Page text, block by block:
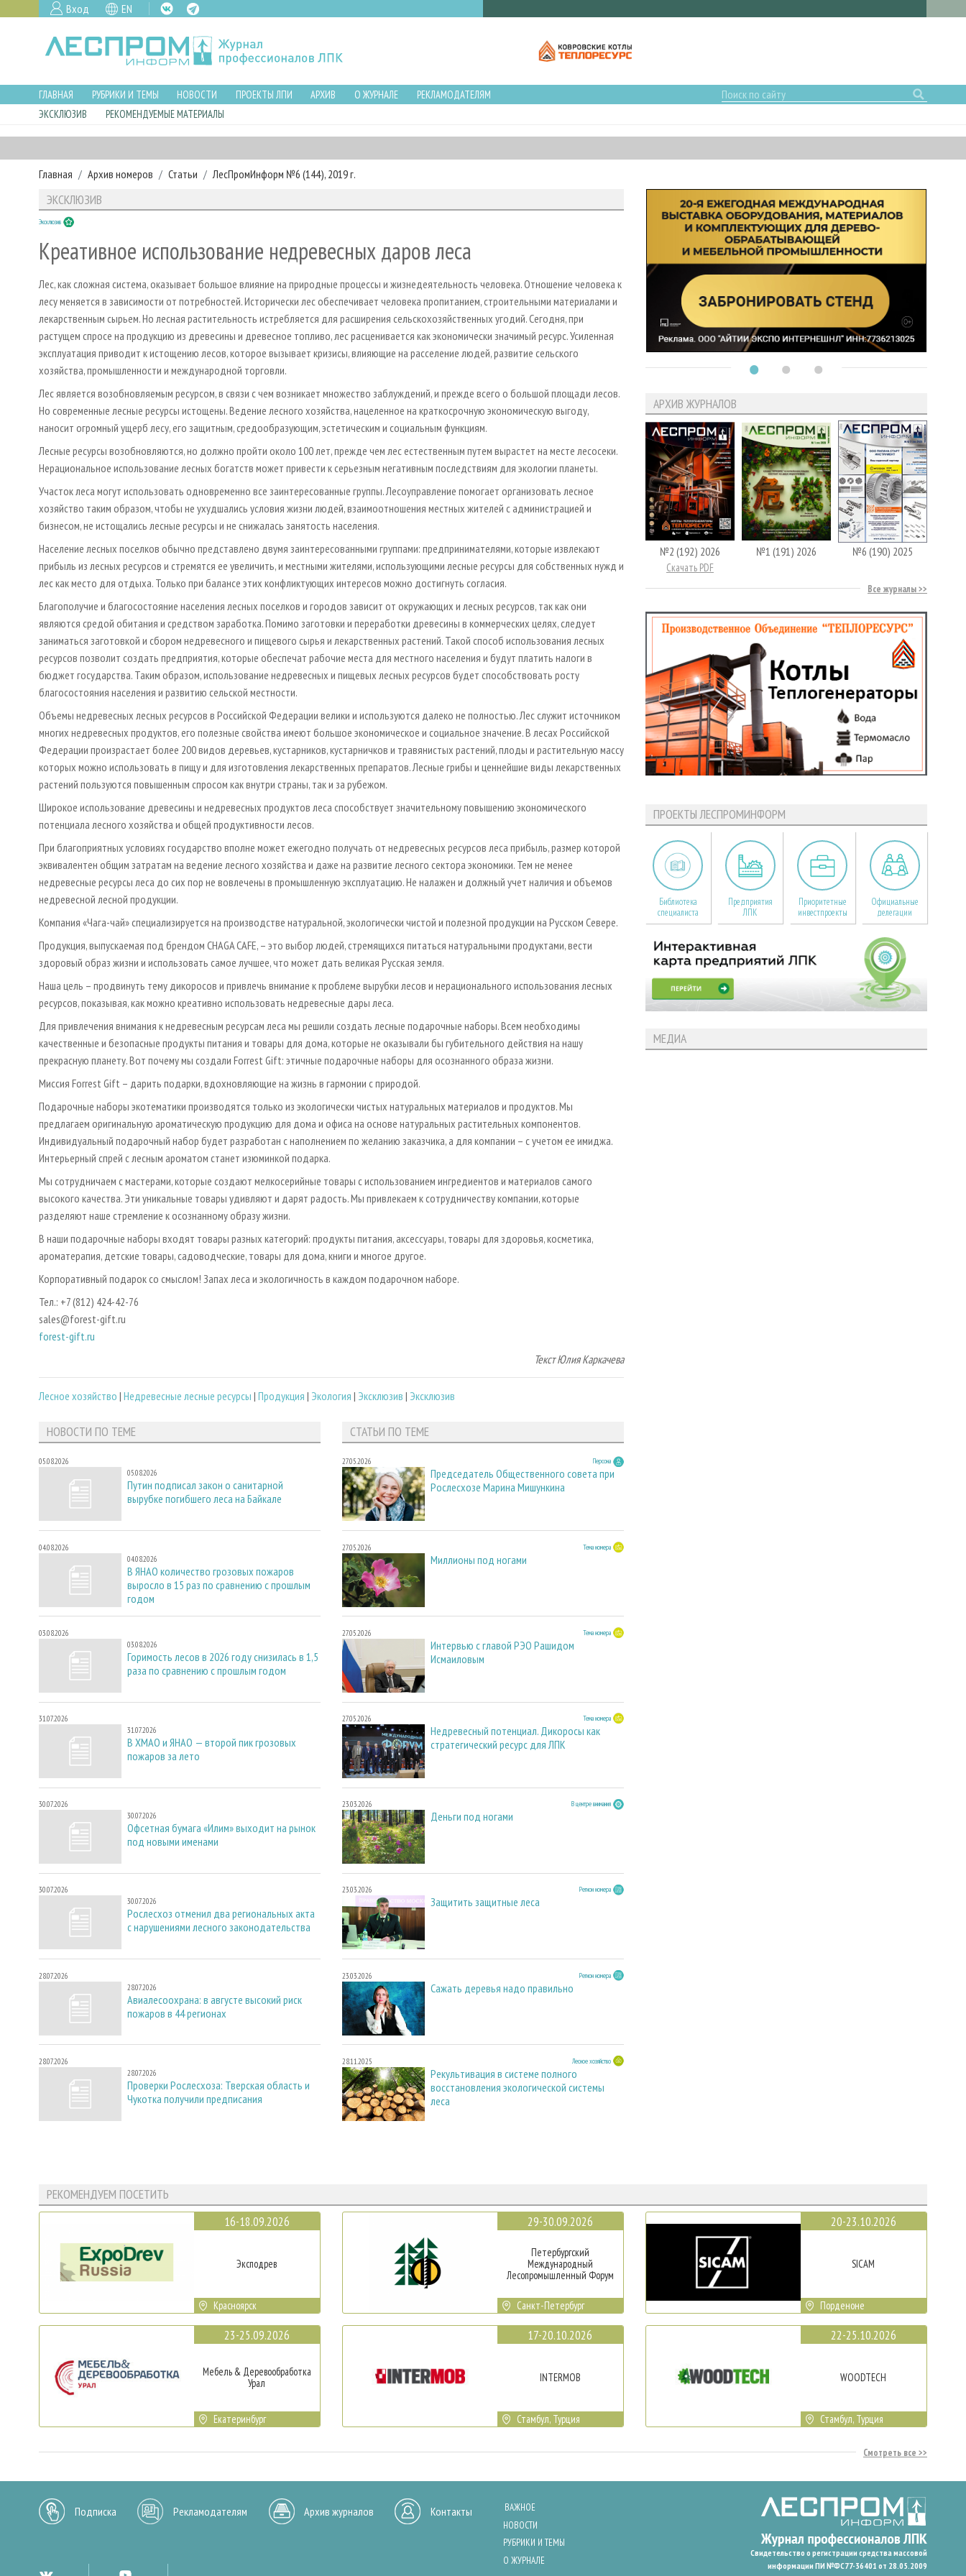
Вход EN
ГЛАВНАЯ РУБРИКИ И ТЕМЫ НОВОСТИ ПРОЕКТЫ ЛПИ АРХИВ О ЖУРНАЛЕ
РЕКЛАМОДАТЕЛЯМ
ЭКСКЛЮЗИВ
РЕКОМЕНДУЕМЫЕ МАТЕРИАЛЫ
Главная Архив номеров Статьи ЛесПромИнформ №6 (144), 2019 г.
ЭКСКЛЮЗИВ
Эксклюзив
Креативное использование недревесных даров леса
Лес, как сложная система, оказывает большое влияние на природные процессы и жизнедеятельность человека. Отношение человека к
лесу меняется в зависимости от потребностей. Исторически лес обеспечивает человека пропитанием, строительными материалами и
лекарственным сырьем. Но лесная растительность истребляется для расширения сельскохозяйственных угодий. Сегодня, при
растущем спросе на продукцию из древесины и древесное топливо, лес расценивается как экономически значимый ресурс. Усиленная
эксплуатация приводит к истощению лесов, которое вызывает кризисы, влияющие на расселение людей, развитие сельского
хозяйства, промышленности и международной торговли.
Лес является возобновляемым ресурсом, в связи с чем возникает множество заблуждений, и прежде всего о большой площади лесов.
Но современные лесные ресурсы истощены. Ведение лесного хозяйства, нацеленное на краткосрочную экономическую выгоду,
наносит огромный ущерб лесу, его защитным, средообразующим, эстетическим и социальным функциям.
Лесные ресурсы возобновляются, но должно пройти около 100 лет, прежде чем лес естественным путем вырастет на месте лесосеки.
Нерациональное использование лесных богатств может привести к серьезным негативным последствиям для экологии планеты.
Участок леса могут использовать одновременно все заинтересованные группы. Лесоуправление помогает организовать лесное
хозяйство таким образом, чтобы не ухудшались условия жизни людей, взаимоотношения местных жителей с администрацией и
бизнесом, не истощались лесные ресурсы и не снижалась занятость населения.
Население лесных поселков обычно представлено двумя заинтересованными группами: предпринимателями, которые извлекают
прибыль из лесных ресурсов и стремятся ее увеличить, и местными жителями, использующими лесные ресурсы для собственных нужд и
лес как место для отдыха. Только при балансе этих конфликтующих интересов можно достигнуть согласия.
Благополучие и благосостояние населения лесных поселков и городов зависит от окружающих и лесных ресурсов, так как они
являются средой обитания и средством заработка. Помимо заготовки и переработки древесины в коммерческих целях, следует
заниматься заготовкой и сбором недревесного и пищевого сырья и лекарственных растений. Такой способ использования лесных
ресурсов позволит создать предприятия, которые обеспечат рабочие места для местного населения и будут платить налоги в
бюджет государства. Таким образом, использование недревесных и пищевых лесных ресурсов будет способствовать росту
благосостояния населения и развитию сельской местности.
Объемы недревесных лесных ресурсов в Российской Федерации велики и используются далеко не полностью. Лес служит источником
многих недревесных продуктов, его полезные свойства имеют большое экономическое и социальное значение. В лесах Российской
Федерации произрастает более 200 видов деревьев, кустарников, кустарничков и травянистых растений, плоды и растительную массу
которых можно использовать в пищу и для изготовления лекарственных препаратов. Лесные грибы и ценнейшие виды лекарственных
растений пользуются повышенным спросом как внутри страны, так и за рубежом.
Широкое использование древесины и недревесных продуктов леса способствует значительному повышению экономического
потенциала лесного хозяйства и общей продуктивности лесов.
При благоприятных условиях государство вполне может ежегодно получать от недревесных ресурсов леса прибыль, размер которой
эквивалентен общим затратам на ведение лесного хозяйства и даже на развитие лесного сектора экономики. Тем не менее
недревесные ресурсы леса до сих пор не вовлечены в промышленную эксплуатацию. Не налажен и должный учет наличия и объемов
недревесной лесной продукции.
Компания «Чага-чай» специализируется на производстве натуральной, экологически чистой и полезной продукции на Русском Севере.
Продукция, выпускаемая под брендом CHAGA CAFE, – это выбор людей, стремящихся питаться натуральными продуктами, вести
здоровый образ жизни и использовать самое лучшее, что может дать великая Русская земля.
Наша цель – продвинуть тему дикоросов и привлечь внимание к проблеме вырубки лесов и нерационального использования лесных
ресурсов, показывая, как можно креативно использовать недревесные дары леса.
Для привлечения внимания к недревесным ресурсам леса мы решили создать лесные подарочные наборы. Всем необходимы
качественные и безопасные продукты питания и товары для дома, которые не оказывали бы губительного действия на нашу
прекрасную планету. Вот почему мы создали Forrest Gift: этичные подарочные наборы для осознанного образа жизни.
Миссия Forrest Gift – дарить подарки, вдохновляющие на жизнь в гармонии с природой.
Подарочные наборы экотематики производятся только из экологически чистых натуральных материалов и продуктов. Мы
предлагаем оригинальную ароматическую продукцию для дома и офиса на основе натуральных растительных компонентов.
Индивидуальный подарочный набор будет разработан с наполнением по желанию заказчика, а для компании – с учетом ее имиджа.
Интерьерный спрей с лесным ароматом станет изюминкой подарка.
Мы сотрудничаем с мастерами, которые создают мелкосерийные товары с использованием ингредиентов и материалов самого
высокого качества. Эти уникальные товары удивляют и дарят радость. Мы привлекаем к сотрудничеству компании, которые
разделяют наше стремление к осознанному образу жизни.
В наши подарочные наборы входят товары разных категорий: продукты питания, аксессуары, товары для здоровья, косметика,
ароматерапия, детские товары, садоводческие, товары для дома, книги и многое другое.
Корпоративный подарок со смыслом! Запах леса и экологичность в каждом подарочном наборе.
Тел.: +7 (812) 424-42-76
sales@forest-gift.ru
forest-gift.ru
Текст Юлия Каркачева
Лесное хозяйство | Недревесные лесные ресурсы | Продукция | Экология | Эксклюзив | Эксклюзив
НОВОСТИ ПО ТЕМЕ
05.08.2026
05.08.2026
Путин подписал закон о санитарной
вырубке погибшего леса на Байкале
04.08.2026
04.08.2026
В ЯНАО количество грозовых пожаров
выросло в 15 раз по сравнению с прошлым
годом
03.08.2026
03.08.2026
Горимость лесов в 2026 году снизилась в 1,5
раза по сравнению с прошлым годом
31.07.2026
31.07.2026
В ХМАО и ЯНАО — второй пик грозовых
пожаров за лето
30.07.2026
30.07.2026
Офсетная бумага «Илим» выходит на рынок
под новыми именами
30.07.2026
30.07.2026
Рослесхоз отменил два региональных акта
с нарушениями лесного законодательства
28.07.2026
28.07.2026
Авиалесоохрана: в августе высокий риск
пожаров в 44 регионах
28.07.2026
28.07.2026
Проверки Рослесхоза: Тверская область и
Чукотка получили предписания
СТАТЬИ ПО ТЕМЕ
27.05.2026 Персона
Председатель Общественного совета при
Рослесхозе Марина Мишункина
27.05.2026 Тема номера
Миллионы под ногами
27.05.2026 Тема номера
Интервью с главой РЭО Рашидом
Исмаиловым
27.05.2026 Тема номера
Недревесный потенциал. Дикоросы как
стратегический ресурс для ЛПК
23.03.2026 В центре внимания
Деньги под ногами
23.03.2026 Регион номера
Защитить защитные леса
23.03.2026 Регион номера
Сажать деревья надо правильно
28.11.2025 Лесное хозяйство
Рекультивация в системе полного
восстановления экологической системы
леса
АРХИВ ЖУРНАЛОВ
№2 (192) 2026
Скачать PDF
№1 (191) 2026 №6 (190) 2025
Все журналы
ПРОЕКТЫ ЛЕСПРОМИНФОРМ
Библиотека
специалиста
Предприятия
ЛПК
Приоритетные
инвестпроекты
Официальные
делегации
МЕДИА
РЕКОМЕНДУЕМ ПОСЕТИТЬ
16-18.09.2026
Эксподрев
Красноярск
23-25.09.2026
Мебель & Деревообработка
Урал
Екатеринбург
29-30.09.2026
Петербургский
Международный
Лесопромышленный Форум
Санкт-Петербург
17-20.10.2026
INTERMOB
Стамбул, Турция
20-23.10.2026
SICAM
Порденоне
22-25.10.2026
WOODTECH
Стамбул, Турция
Смотреть все
Подписка Рекламодателям Архив журналов Контакты
ВАЖНОЕ
НОВОСТИ
РУБРИКИ И ТЕМЫ
О ЖУРНАЛЕ
Свидетельство о регистрации средства массовой
информации ПИ №ФС77-36401 от 28.05.2009